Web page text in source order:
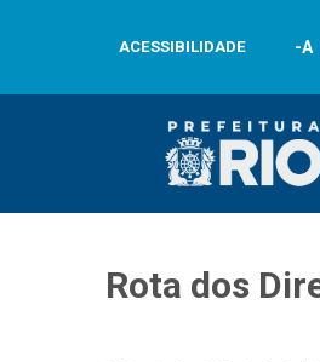
ACESSIBILIDADE -A
Rota dos